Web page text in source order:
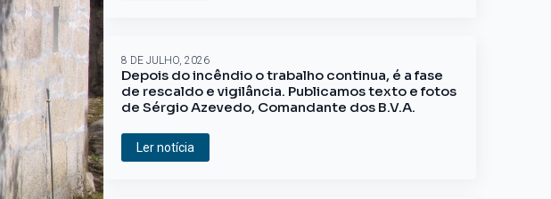
Depois do incêndio o trabalho continua, é a fase
de rescaldo e vigilância. Publicamos texto e fotos
de Sérgio Azevedo, Comandante dos B.V.A.
8 DE JULHO, 2026
Ler notícia